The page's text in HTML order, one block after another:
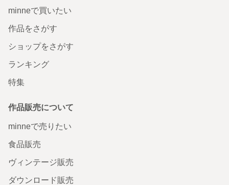
minneで買いたい
作品をさがす
ショップをさがす
ランキング
特集
作品販売について
minneで売りたい
食品販売
ヴィンテージ販売
ダウンロード販売